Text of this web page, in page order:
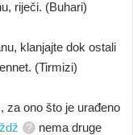
riječi. (Buhari)
klanjajte dok ostali
(Tirmizi)
za ono što je urađeno
nema druge